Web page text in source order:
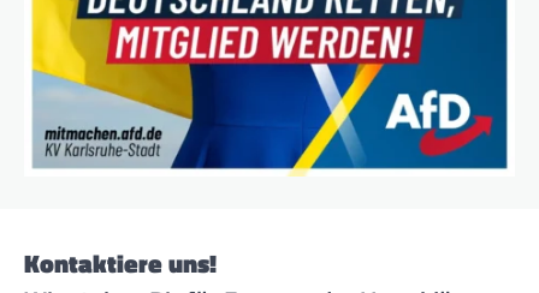
Kontaktiere uns!